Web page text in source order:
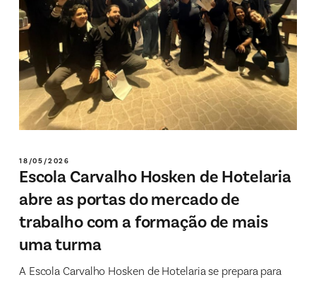
18/05/2026
Escola Carvalho Hosken de Hotelaria
abre as portas do mercado de
trabalho com a formação de mais
uma turma
A Escola Carvalho Hosken de Hotelaria se prepara para